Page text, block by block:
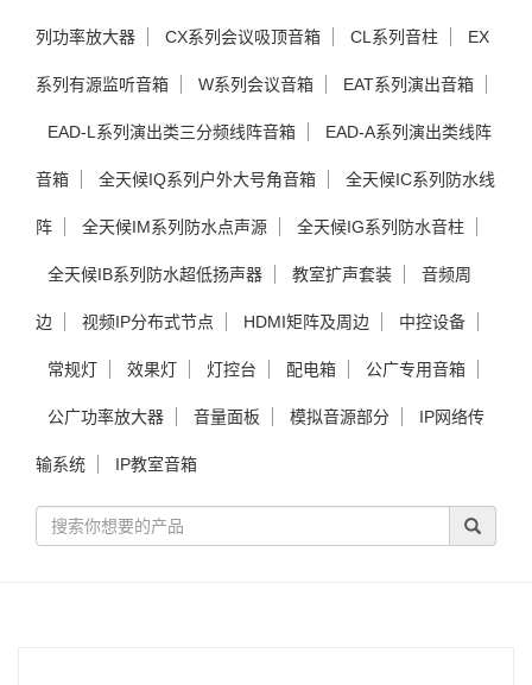
列功率放大器 CX系列会议吸顶音箱 CL系列音柱 EX
系列有源监听音箱 W系列会议音箱 EAT系列演出音箱
EAD-L系列演出类三分频线阵音箱 EAD-A系列演出类线阵
音箱 全天候IQ系列户外大号角音箱 全天候IC系列防水线
阵 全天候IM系列防水点声源 全天候IG系列防水音柱
全天候IB系列防水超低扬声器 教室扩声套装 音频周
边 视频IP分布式节点 HDMI矩阵及周边 中控设备
常规灯 效果灯 灯控台 配电箱 公广专用音箱
公广功率放大器 音量面板 模拟音源部分 IP网络传
输系统 IP教室音箱